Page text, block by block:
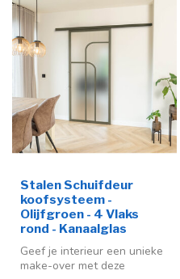
Stalen Schuifdeur
koofsysteem -
Olijfgroen - 4 Vlaks
rond - Kanaalglas
Geef je interieur een unieke
make-over met deze